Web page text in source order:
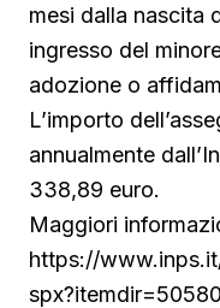
mesi dalla nascita
ingresso del
adozione o
L’importo
annualmente
338,89 euro.
Maggiori
https://